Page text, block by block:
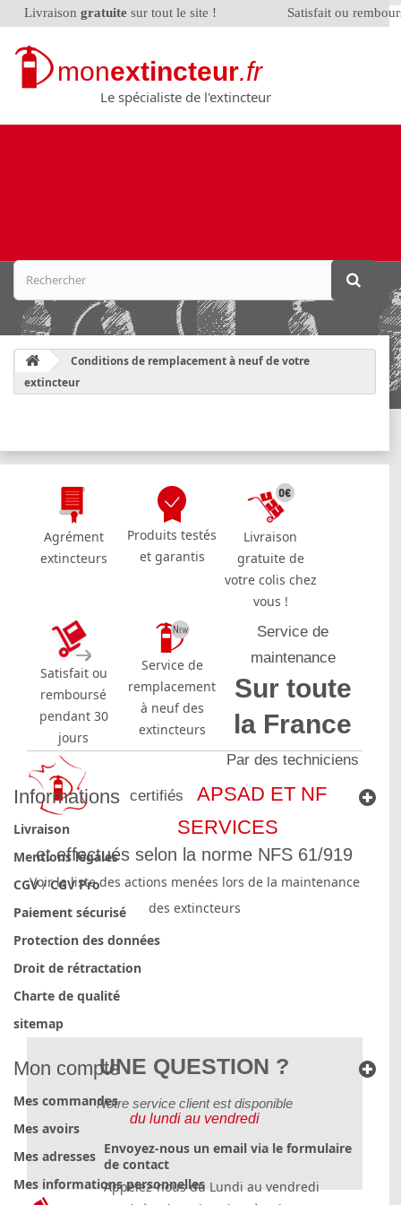
Livraison gratuite sur tout le site ! Satisfait ou
monextincteur.fr
Le spécialiste de l'extincteur
Conditions de remplacement à neuf de votre
extincteur
Agrément
extincteurs
Produits testés
et garantis
Livraison
gratuite de
votre colis chez
vous !
Satisfait ou
remboursé
pendant 30
jours
Service de
remplacement
à neuf des
extincteurs
Service de
maintenance
Sur toute
la France
Par des techniciens
certifiés
APSAD ET NF
SERVICES
et effectués selon la norme NFS 61/919
Voir la liste des actions menées lors de la maintenance
des extincteurs
UNE QUESTION ?
Notre service client est disponible
du lundi au vendredi
Envoyez-nous un email via le formulaire
de contact
Appelez-nous du Lundi au vendredi
Informations
Livraison
Mentions légales
CGV/CGV Pro
Paiement sécurisé
Protection des données
Droit de rétractation
Charte de qualité
sitemap
Mon compte
Mes commandes
Mes avoirs
Mes adresses
Mes informations personnelles